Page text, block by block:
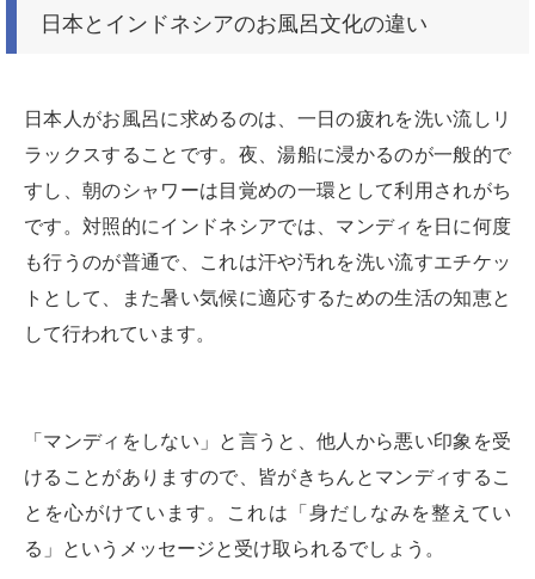
日本とインドネシアのお風呂文化の違い
日本人がお風呂に求めるのは、一日の疲れを洗い流しリ
ラックスすることです。夜、湯船に浸かるのが一般的で
すし、朝のシャワーは目覚めの一環として利用されがち
です。対照的にインドネシアでは、マンディを日に何度
も行うのが普通で、これは汗や汚れを洗い流すエチケッ
トとして、また暑い気候に適応するための生活の知恵と
して行われています。
「マンディをしない」と言うと、他人から悪い印象を受
けることがありますので、皆がきちんとマンディするこ
とを心がけています。これは「身だしなみを整えてい
る」というメッセージと受け取られるでしょう。